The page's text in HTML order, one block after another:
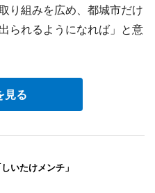
り組みを広め、都城市だけ
られるようになれば」と意
見る
いたけメンチ」